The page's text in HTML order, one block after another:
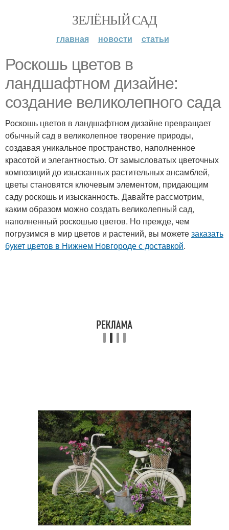
ЗЕЛЁНЫЙ САД
главная новости статьи
Роскошь цветов в
ландшафтном дизайне:
создание великолепного сада
Роскошь цветов в ландшафтном дизайне превращает
обычный сад в великолепное творение природы,
создавая уникальное пространство, наполненное
красотой и элегантностью. От замысловатых цветочных
композиций до изысканных растительных ансамблей,
цветы становятся ключевым элементом, придающим
саду роскошь и изысканность. Давайте рассмотрим,
каким образом можно создать великолепный сад,
наполненный роскошью цветов. Но прежде, чем
погрузимся в мир цветов и растений, вы можетезаказать
букет цветов в Нижнем Новгороде с доставкой.